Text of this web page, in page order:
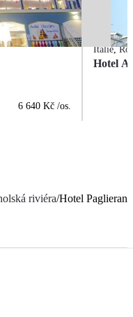
6 640 Kč /os.
Itálie,
Hotel
riviéra/Hotel Paglierani